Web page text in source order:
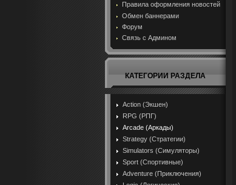
Правила оформления новостей
Обмен баннерами
Форум
Связь с Админом
КАТЕГОРИИ РАЗДЕЛА
Action (Экшен)
RPG (РПГ)
Arcade (Аркады)
Strategy (Стратегии)
Simulators (Симуляторы)
Sport (Спортивные)
Adventure (Приключения)